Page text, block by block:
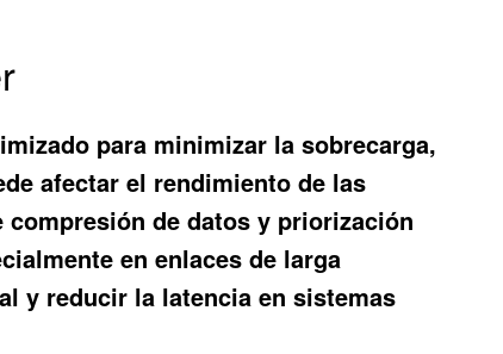
para minimizar la sobrecarga,
afectar el rendimiento de las
de datos y priorización
en enlaces de larga
y reducir la latencia en sistemas